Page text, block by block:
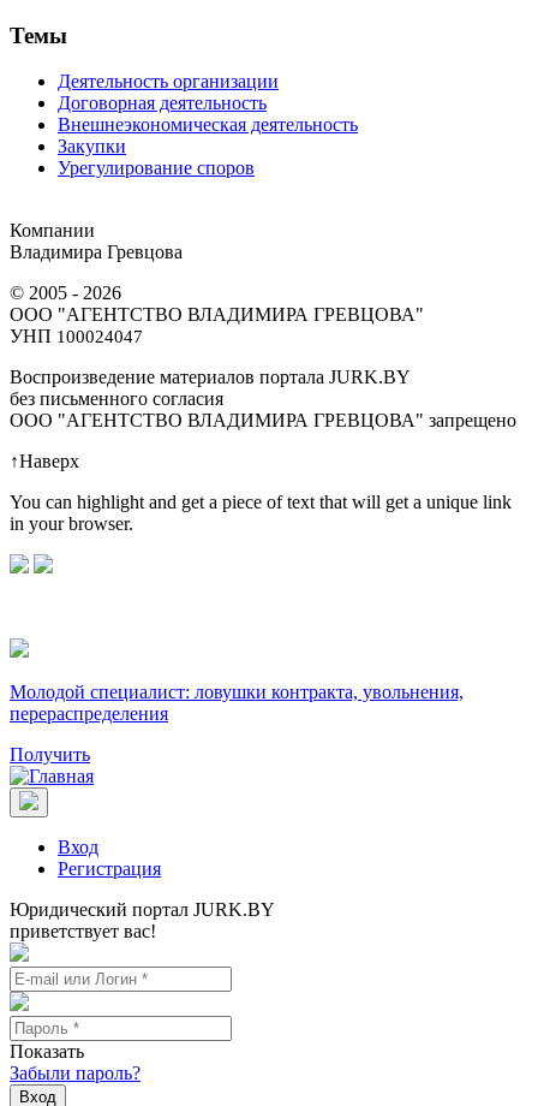
Темы
Деятельность организации
Договорная деятельность
Внешнеэкономическая деятельность
Закупки
Урегулирование споров
Компании
Владимира Гревцова
© 2005 - 2026
ООО "АГЕНТСТВО ВЛАДИМИРА ГРЕВЦОВА"
УНП 100024047
Воспроизведение материалов портала JURK.BY
без письменного согласия
OOO "АГЕНТСТВО ВЛАДИМИРА ГРЕВЦОВА" запрещено
↑Наверх
You can highlight and get a piece of text that will get a unique link
in your browser.
Молодой специалист: ловушки контракта, увольнения,
перераспределения
Получить
Вход
Регистрация
Юридический портал JURK.BY
приветствует вас!
Показать
Забыли пароль?
Вход